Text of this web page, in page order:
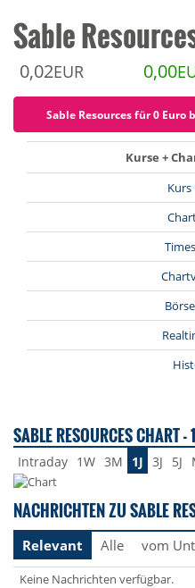
Sable
0,02EUR 0,00
Sable Resources für 0 Euro
Kurse +
Kurs
SABLE RESOURCES CHART -
Intraday 1W 3M 1J 3J 5J
NACHRICHTEN ZU SABLE
Relevant Alle vom
Keine Nachrichten verfügbar.